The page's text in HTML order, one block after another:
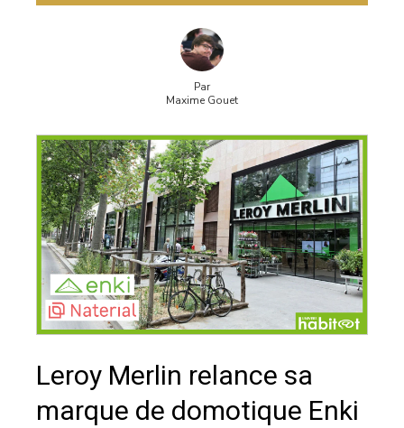
Par
Maxime Gouet
Leroy Merlin relance sa
marque de domotique Enki